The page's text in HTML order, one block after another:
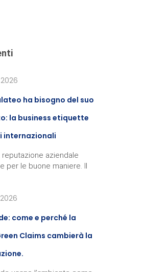
ha bisogno del suo
la business etiquette
internazionali
reputazione aziendale
per le buone maniere. Il
come e perché la
Claims cambierà la